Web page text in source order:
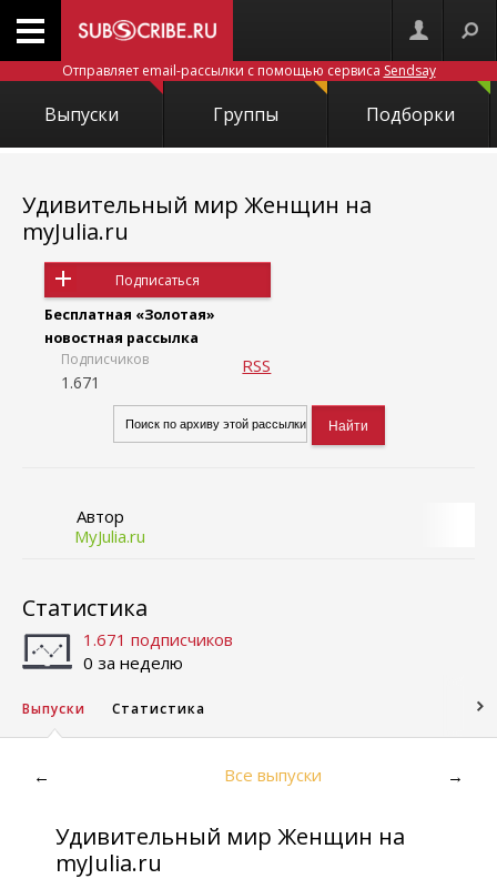
Отправляет email-рассылки с помощью сервиса Sendsay
Выпуски Группы Подборки
Удивительный мир Женщин на
myJulia.ru
Подписаться
Бесплатная «Золотая»
новостная рассылка
Подписчиков
1.671
RSS
Автор
MyJulia.ru
Статистика
1.671 подписчиков
0 за неделю
Выпуски Статистика
← Все выпуски →
Удивительный мир Женщин на
myJulia.ru